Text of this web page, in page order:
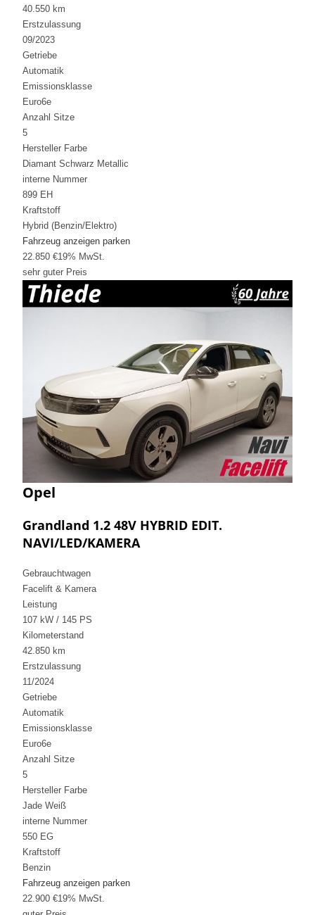
40.550 km
Erstzulassung
09/2023
Getriebe
Automatik
Emissionsklasse
Euro6e
Anzahl Sitze
5
Hersteller Farbe
Diamant Schwarz Metallic
interne Nummer
899 EH
Kraftstoff
Hybrid (Benzin/Elektro)
Fahrzeug anzeigen parken
22.850 €19% MwSt.
sehr guter Preis
Opel
Grandland 1.2 48V HYBRID EDIT.
NAVI/LED/KAMERA
Gebrauchtwagen
Facelift & Kamera
Leistung
107 kW / 145 PS
Kilometerstand
42.850 km
Erstzulassung
11/2024
Getriebe
Automatik
Emissionsklasse
Euro6e
Anzahl Sitze
5
Hersteller Farbe
Jade Weiß
interne Nummer
550 EG
Kraftstoff
Benzin
Fahrzeug anzeigen parken
22.900 €19% MwSt.